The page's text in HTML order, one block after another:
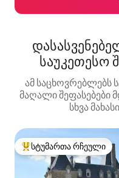
საუკეთესო
ამ საცხოვრებლებს
მაღალი შეფასებები
სხვა
სტუმართა რჩეული
სტუმართა რჩეული